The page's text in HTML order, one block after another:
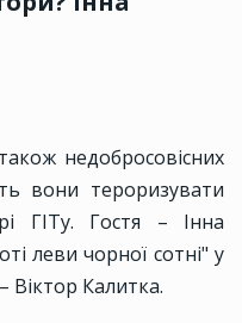
недобросовісних
вони тероризувати
ГІТу. Гостя – Інна
леви чорної сотні" у
Віктор Калитка.